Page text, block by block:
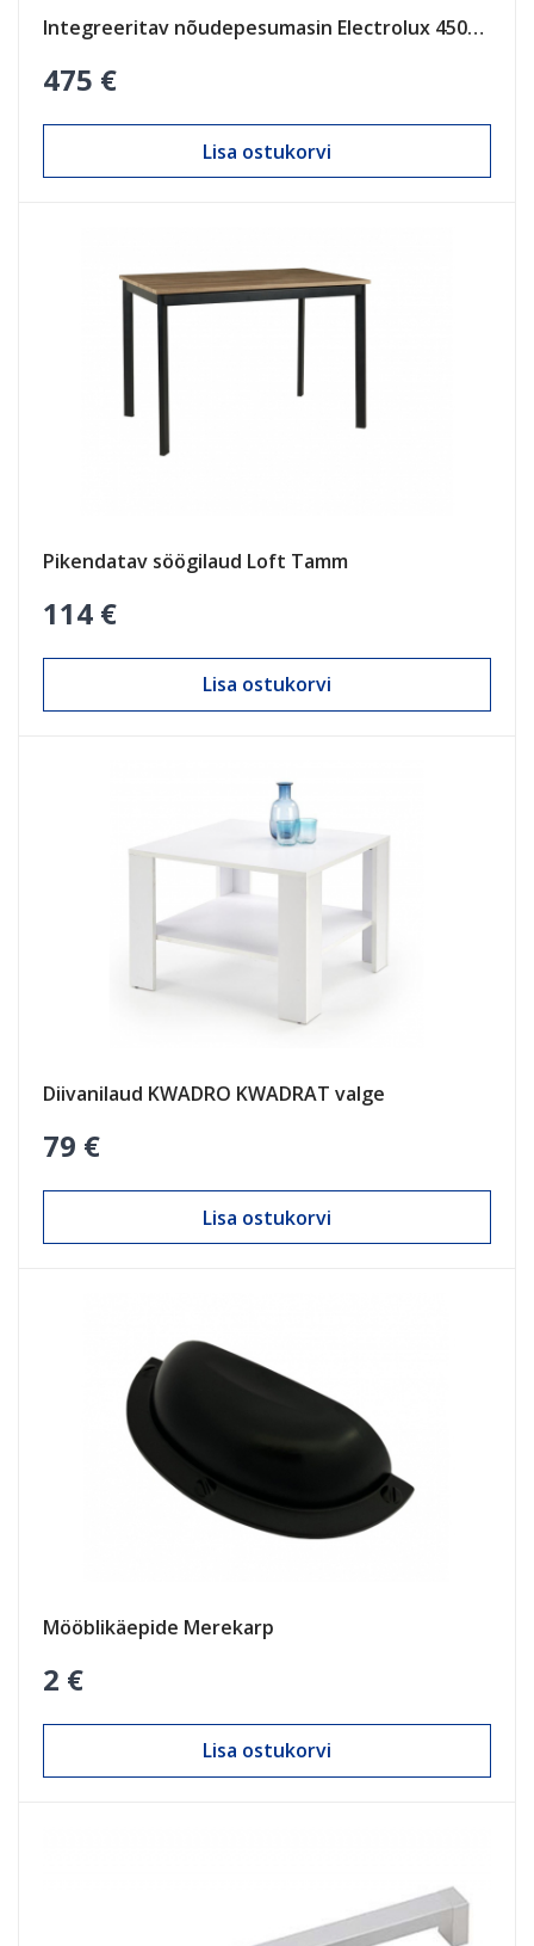
Integreeritav nõudepesumasin Electrolux 450mm
475 €
Lisa ostukorvi
Pikendatav söögilaud Loft Tamm
114 €
Lisa ostukorvi
Diivanilaud KWADRO KWADRAT valge
79 €
Lisa ostukorvi
Mööblikäepide Merekarp
2 €
Lisa ostukorvi